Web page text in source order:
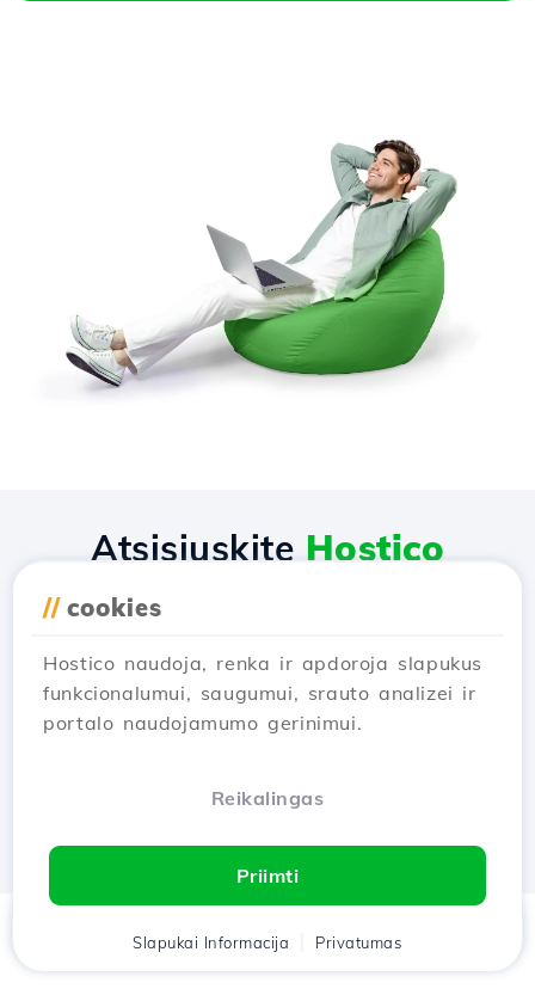
// cookies
Hostico naudoja, renka ir apdoroja slapukus
funkcionalumui, saugumui, srauto analizei ir
portalo naudojamumo gerinimui.
Reikalingas
Priimti
Slapukai Informacija Privatumas
Klientas Krepšelis Pokalbis
Atsisiųskite Hostico